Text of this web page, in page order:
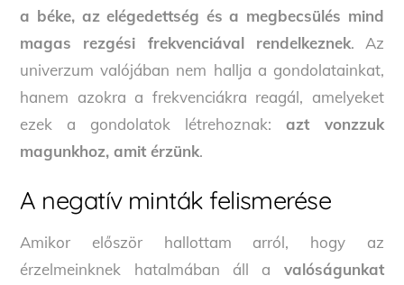
a béke, az elégedettség és a megbecsülés mind
magas rezgési frekvenciával rendelkeznek. Az
univerzum valójában nem hallja a gondolatainkat,
hanem azokra a frekvenciákra reagál, amelyeket
ezek a gondolatok létrehoznak: azt vonzzuk
magunkhoz, amit érzünk.
A negatív minták felismerése
Amikor először hallottam arról, hogy az
érzelmeinknek hatalmában áll a valóságunkat